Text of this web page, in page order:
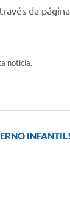
da
notícia.
INFANTIL!